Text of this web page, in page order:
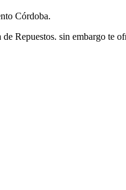
Córdoba.
Repuestos. sin embargo te